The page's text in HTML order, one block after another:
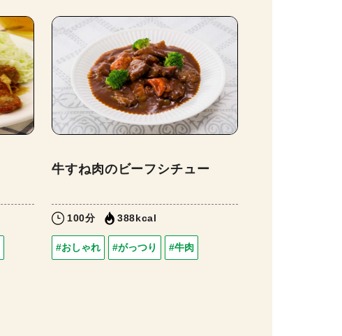
牛すね肉のビーフシチュー
100分 388kcal
#おしゃれ #がっつり #牛肉